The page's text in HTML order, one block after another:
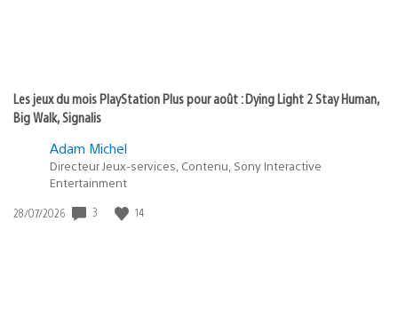
Les jeux du mois PlayStation Plus pour août : Dying Light 2 Stay Human,
Big Walk, Signalis
Adam Michel
Directeur Jeux-services, Contenu, Sony Interactive
Entertainment
Date
28/07/2026 3 14